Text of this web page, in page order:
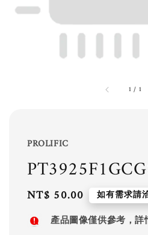
1 / 1
PROLIFIC
Regular
price
NT$ 50.00 如有需求請
產品圖像僅供參考，